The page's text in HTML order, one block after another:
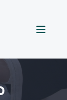
